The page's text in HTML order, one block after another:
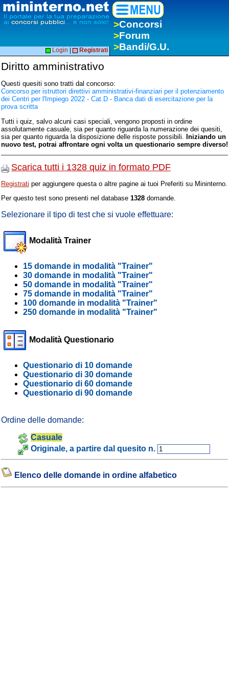
>Concorsi
>Forum
>Bandi/G.U.
Login Registrati
Diritto amministrativo
Questi quesiti sono tratti dal concorso:
Concorso per istruttori direttivi amministrativi-finanziari per il potenziamento
dei Centri per l'Impiego 2022 - Cat.D - Banca dati di esercitazione per la
prova scritta
Tutti i quiz, salvo alcuni casi speciali, vengono proposti in ordine
assolutamente casuale, sia per quanto riguarda la numerazione dei quesiti,
sia per quanto riguarda la disposizione delle risposte possibili. Iniziando un
nuovo test, potrai affrontare ogni volta un questionario sempre diverso!
Scarica tutti i 1328 quiz in formato PDF
Registrati per aggiungere questa o altre pagine ai tuoi Preferiti su Mininterno.
Per questo test sono presenti nel database 1328 domande.
Selezionare il tipo di test che si vuole effettuare:
Modalità Trainer
15 domande in modalità "Trainer"
30 domande in modalità "Trainer"
50 domande in modalità "Trainer"
75 domande in modalità "Trainer"
100 domande in modalità "Trainer"
250 domande in modalità "Trainer"
Modalità Questionario
Questionario di 10 domande
Questionario di 30 domande
Questionario di 60 domande
Questionario di 90 domande
Ordine delle domande:
Casuale
Originale, a partire dal quesito n.
Elenco delle domande in ordine alfabetico